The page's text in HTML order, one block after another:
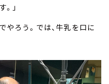
」
やろう。では、牛乳を口に